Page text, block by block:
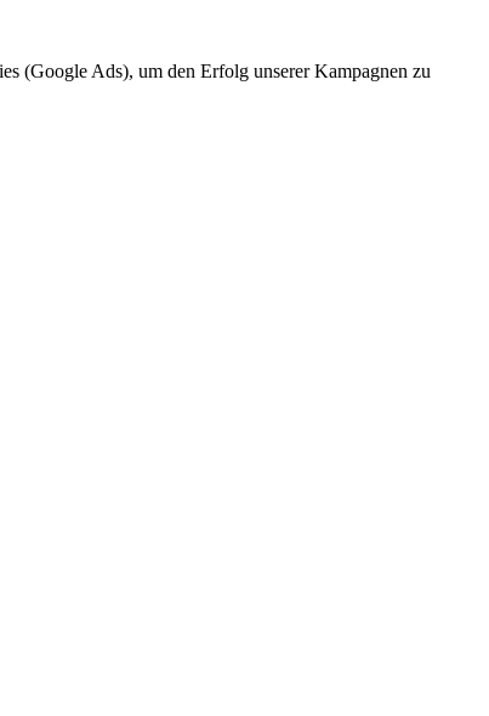
(Google Ads), um den Erfolg unserer Kampagnen zu